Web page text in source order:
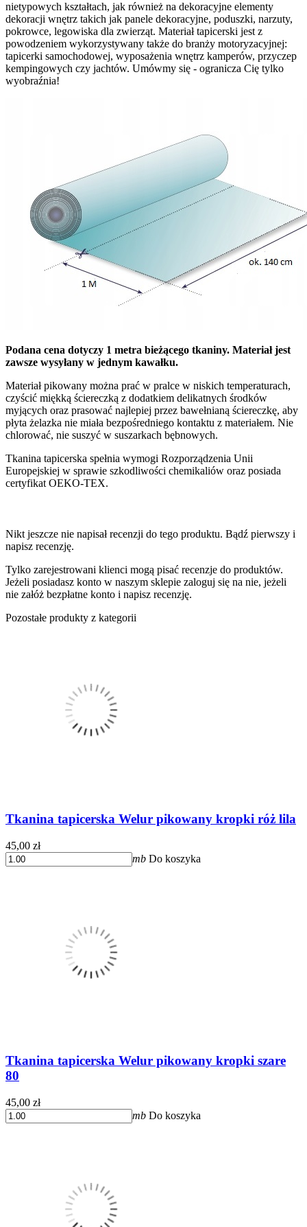
nietypowych kształtach, jak również na dekoracyjne elementy
dekoracji wnętrz takich jak panele dekoracyjne, poduszki, narzuty,
pokrowce, legowiska dla zwierząt. Materiał tapicerski jest z
powodzeniem wykorzystywany także do branży motoryzacyjnej:
tapicerki samochodowej, wyposażenia wnętrz kamperów, przyczep
kempingowych czy jachtów. Umówmy się - ogranicza Cię tylko
wyobraźnia!
Podana cena dotyczy 1 metra bieżącego tkaniny. Materiał jest
zawsze wysyłany w jednym kawałku.
Materiał pikowany można prać w pralce w niskich temperaturach,
czyścić miękką ściereczką z dodatkiem delikatnych środków
myjących oraz prasować najlepiej przez bawełnianą ściereczkę, aby
płyta żelazka nie miała bezpośredniego kontaktu z materiałem. Nie
chlorować, nie suszyć w suszarkach bębnowych.
Tkanina tapicerska spełnia wymogi Rozporządzenia Unii
Europejskiej w sprawie szkodliwości chemikaliów oraz posiada
certyfikat OEKO-TEX.
Nikt jeszcze nie napisał recenzji do tego produktu. Bądź pierwszy i
napisz recenzję.
Tylko zarejestrowani klienci mogą pisać recenzje do produktów.
Jeżeli posiadasz konto w naszym sklepie zaloguj się na nie, jeżeli
nie załóż bezpłatne konto i napisz recenzję.
Pozostałe produkty z kategorii
Tkanina tapicerska Welur pikowany kropki róż lila
45,00 zł
mb Do koszyka
Tkanina tapicerska Welur pikowany kropki szare
80
45,00 zł
mb Do koszyka